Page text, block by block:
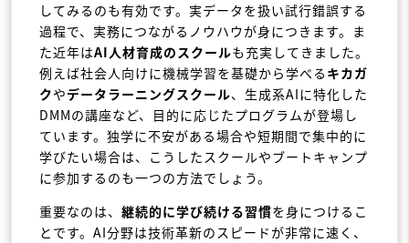
してみるのも有効です。実データを扱い試行錯誤する
過程で、実務につながるノウハウが身につきます。ま
た近年はAI人材育成のスクールも充実してきました。
例えば社会人向けに機械学習を基礎から学べる キカガ
クやデータラーニングスクール、生成系AIに特化した
DMMの講座など、目的に応じたプログラムが登場し
ています。独学に不安がある場合や短期間で集中的に
学びたい場合は、こうしたスクールやブートキャンプ
に参加するのも一つの方法でしょう。
重要なのは、 継続的に学び続ける習慣を身につけるこ
とです。AI分野は技術革新のスピードが非常に速く、